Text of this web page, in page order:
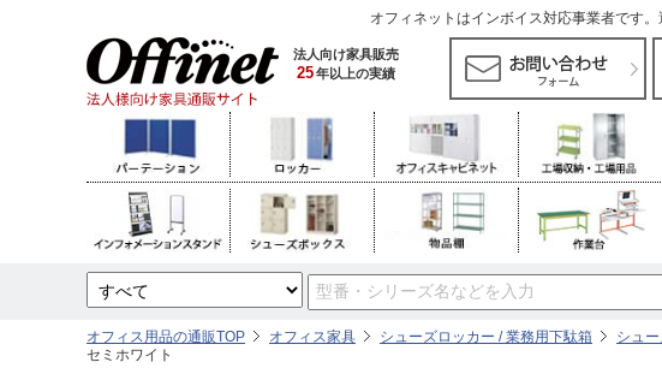
オフィネットはインボイス対応事業者です
法人向け家具販売
25年以上の実績
オフィス用品の通販TOP オフィス家具 シューズロッカー / 業務用下駄箱 シュ
セミホワイト